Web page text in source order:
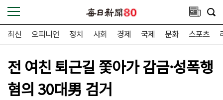
최신 오피니언 정치 사회 경제 국제 문화 스포츠
전 여친 퇴근길 쫓아가 감금·성폭행
혐의 30대男 검거